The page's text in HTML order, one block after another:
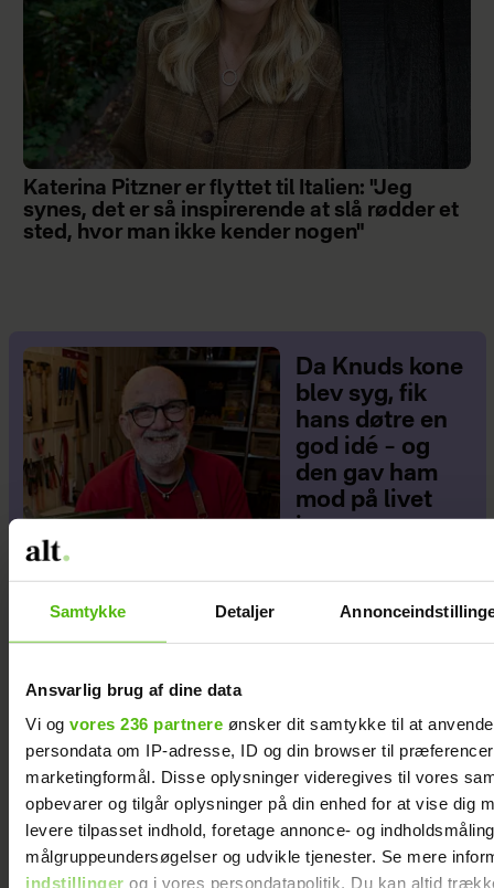
Samtykke Detaljer
Ansvarlig brug af dine data
Vi og vores 236 partnere ønsker dit samtykke til at
persondata om IP-adresse, ID og din browser til
marketingformål. Disse oplysninger videregives til vores
opbevarer og tilgår oplysninger på din enhed for at vise dig
levere tilpasset indhold, foretage annonce- og
målgruppeundersøgelser og udvikle tjenester. Se mere
indstillinger og i vores persondatapolitik. Du kan altid
Katerina Pitzner er flyttet til Italien: "Jeg
synes, det er så inspirerende at slå rødder et
sted, hvor man ikke kender nogen"
Da Knuds kone
blev syg, fik
hans døtre en
god idé – og
den gav ham
mod på livet
igen